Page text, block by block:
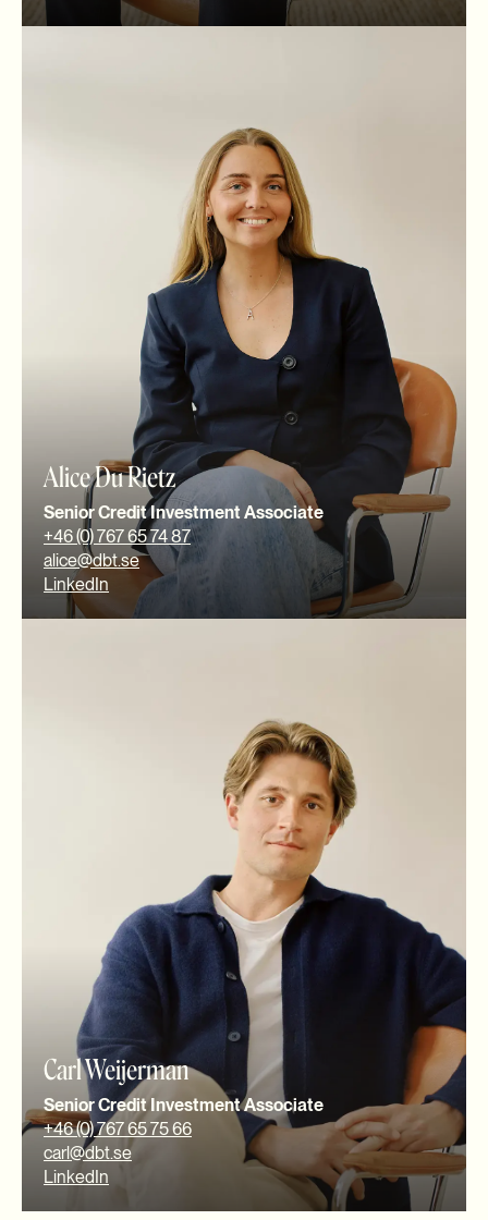
Alice Du Rietz
Senior Credit Investment Associate
+46 (0) 767 65 74 87
alice@dbt.se
LinkedIn
Carl Weijerman
Senior Credit Investment Associate
+46 (0) 767 65 75 66
carl@dbt.se
LinkedIn